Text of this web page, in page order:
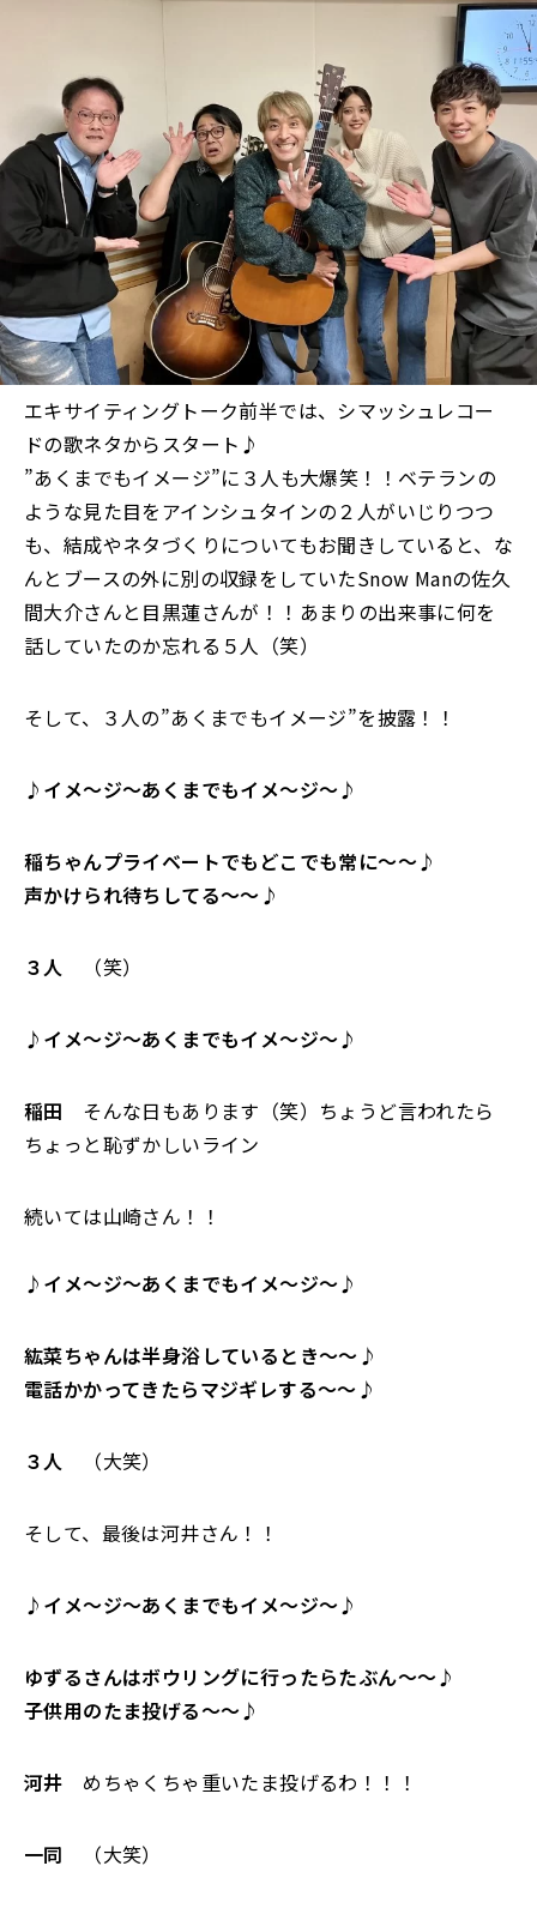
エキサイティングトーク前半では、シマッシュレコー
ドの歌ネタからスタート♪
”あくまでもイメージ”に３人も大爆笑！！ベテランの
ような見た目をアインシュタインの２人がいじりつつ
も、結成やネタづくりについてもお聞きしていると、な
んとブースの外に別の収録をしていたSnow Manの佐久
間大介さんと目黒蓮さんが！！あまりの出来事に何を
話していたのか忘れる５人（笑）
そして、３人の”あくまでもイメージ”を披露！！
♪イメ〜ジ〜あくまでもイメ〜ジ〜♪
稲ちゃんプライベートでもどこでも常に〜〜♪
声かけられ待ちしてる〜〜♪
３人 （笑）
♪イメ〜ジ〜あくまでもイメ〜ジ〜♪
稲田 そんな日もあります（笑）ちょうど言われたら
ちょっと恥ずかしいライン
続いては山崎さん！！
♪イメ〜ジ〜あくまでもイメ〜ジ〜♪
紘菜ちゃんは半身浴しているとき〜〜♪
電話かかってきたらマジギレする〜〜♪
３人 （大笑）
そして、最後は河井さん！！
♪イメ〜ジ〜あくまでもイメ〜ジ〜♪
ゆずるさんはボウリングに行ったらたぶん〜〜♪
子供用のたま投げる〜〜♪
河井 めちゃくちゃ重いたま投げるわ！！！
一同 （大笑）